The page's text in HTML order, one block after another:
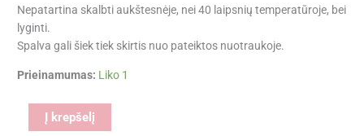
Nepatartina skalbti aukštesnėje, nei 40 laipsnių temperatūroje, bei
lyginti.
Spalva gali šiek tiek skirtis nuo pateiktos nuotraukoje.
Prieinamumas: Liko 1
Į krepšelį